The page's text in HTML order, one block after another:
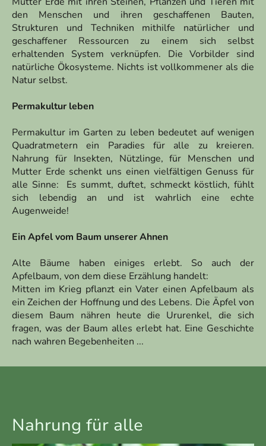
den Menschen und ihren geschaffenen Bauten,
Strukturen und Techniken mithilfe natürlicher und
geschaffener Ressourcen zu einem sich selbst
erhaltenden System verknüpfen. Die Vorbilder sind
natürliche Ökosysteme. Nichts ist vollkommener als die
Natur selbst.
Permakultur leben
Permakultur im Garten zu leben bedeutet auf wenigen
Quadratmetern ein Paradies für alle zu kreieren.
Nahrung für Insekten, Nützlinge, für Menschen und
Mutter Erde schenkt uns einen vielfältigen Genuss für
alle Sinne: Es summt, duftet, schmeckt köstlich, fühlt
sich lebendig an und ist wahrlich eine echte
Augenweide!
Ein Apfel vom Baum unserer Ahnen
Alte Bäume haben einiges erlebt. So auch der
Apfelbaum, von dem diese Erzählung handelt:
Mitten im Krieg pflanzt ein Vater einen Apfelbaum als
ein Zeichen der Hoffnung und des Lebens. Die Äpfel von
diesem Baum nähren heute die Ururenkel, die sich
fragen, was der Baum alles erlebt hat. Eine Geschichte
nach wahren Begebenheiten ...
Nahrung für alle